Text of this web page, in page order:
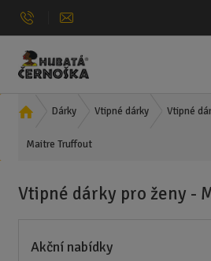
Ú
o
í
r
Dárky Vtipné dárky Vtipné
Maitre Truffout
Vtipné dárky pro ženy -
Akční nabídky